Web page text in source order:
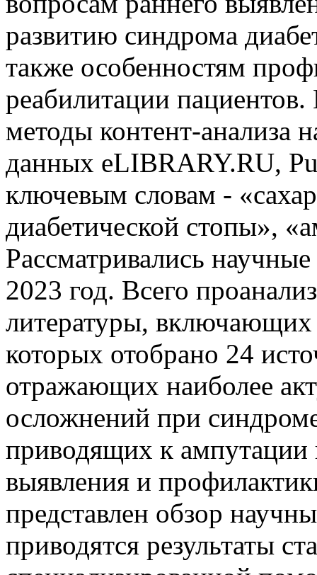
развитию синдрома
также особенностям
реабилитации
методы контент-анализа
данных eLIBRARY.RU,
ключевым словам -
диабетической стопы»,
Рассматривались
2023 год. Всего
литературы, включающих
которых отобрано 24
отражающих наиболее
осложнений при
приводящих к ампутации
выявления и
представлен обзор
приводятся результаты